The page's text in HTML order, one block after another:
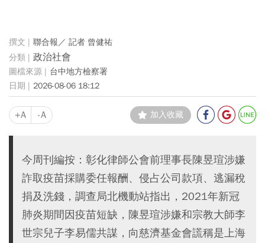
聯合報／ 記者 曾健祐
政治社會
台中地方檢察署
2026-08-06 18:12
+A -A 加入收藏
今周刊編按：彰化律師公會前理事長陳昱瑄涉嫌
詐取疫苗採購委任報酬、侵占公司款項、逃漏稅
捐及洗錢，調查局北機動站指出，2021年新冠
肺炎期間因疫苗短缺，陳昱瑄涉嫌和宗教大師李
世宗兒子李易儒共謀，向慈濟基金會謊稱是上海